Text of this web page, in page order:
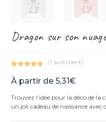
Dragon sur son
sur 5
notation
client
(1 avis client)
À partir de5,31€
Trouvez l’idée pour la déco de
un joli cadeau de naissance avec